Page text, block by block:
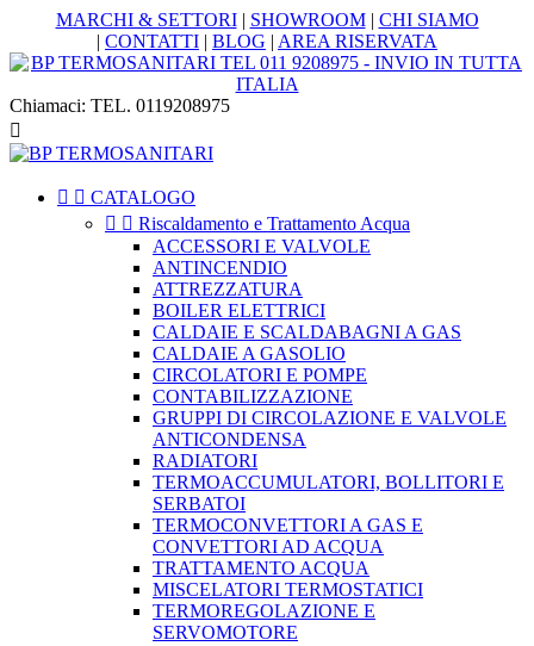
MARCHI & SETTORI| SHOWROOM| CHI SIAMO
| CONTATTI | BLOG | AREA RISERVATA
Chiamaci: TEL. 0119208975

  CATALOGO
  Riscaldamento e Trattamento Acqua
ACCESSORI E VALVOLE
ANTINCENDIO
ATTREZZATURA
BOILER ELETTRICI
CALDAIE E SCALDABAGNI A GAS
CALDAIE A GASOLIO
CIRCOLATORI E POMPE
CONTABILIZZAZIONE
GRUPPI DI CIRCOLAZIONE E VALVOLE
ANTICONDENSA
RADIATORI
TERMOACCUMULATORI, BOLLITORI E
SERBATOI
TERMOCONVETTORI A GAS E
CONVETTORI AD ACQUA
TRATTAMENTO ACQUA
MISCELATORI TERMOSTATICI
TERMOREGOLAZIONE E
SERVOMOTORE